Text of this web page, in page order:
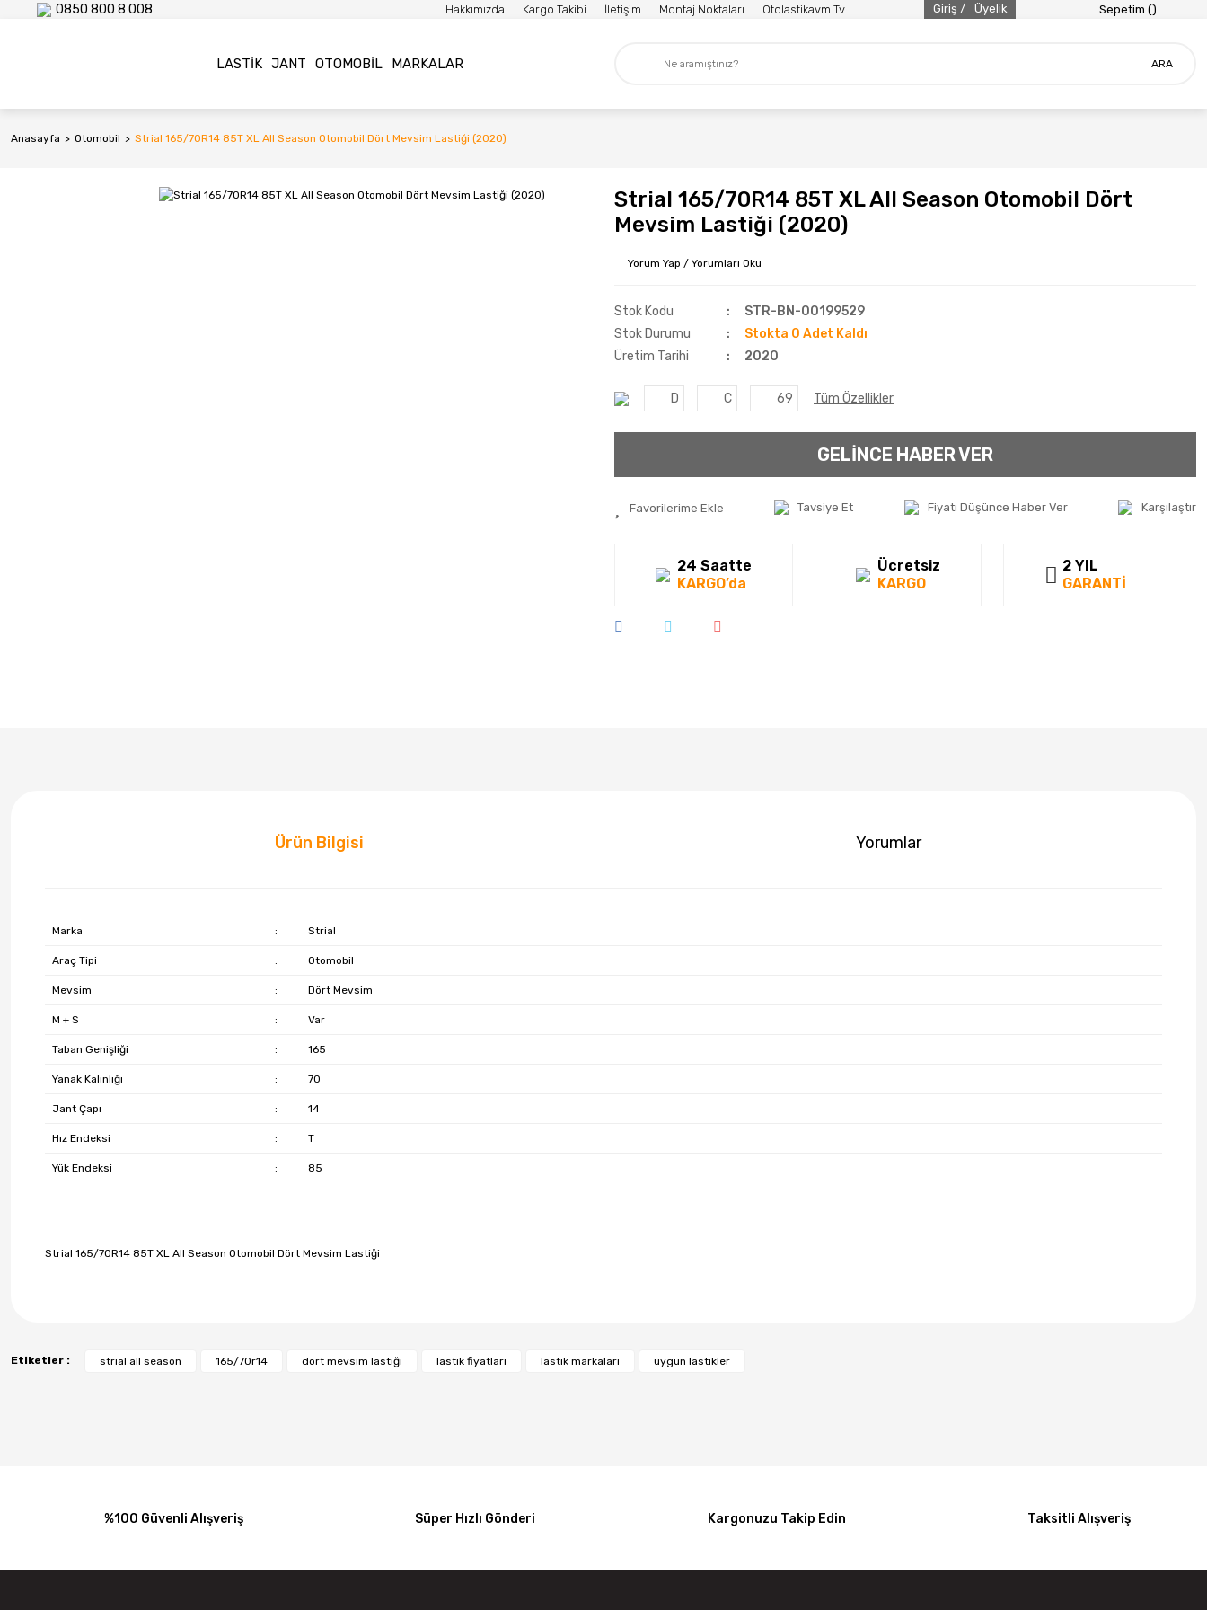
0850 800 8 008 Hakkımızda Kargo Takibi İletişim Montaj Noktaları Otolastikavm Tv Giriş / Üyelik Sepetim ()
LASTIK JANT OTOMOBIL MARKALAR ARA
Anasayfa Otomobil Strial 165/70R14 85T XL All Season Otomobil Dört Mevsim Lastiği (2020)
Strial 165/70R14 85T XL All Season Otomobil Dört
Mevsim Lastiği (2020)
Yorum Yap / Yorumları Oku
Stok Kodu
STR-BN-00199529
Stok Durumu
Stokta 0 Adet Kaldı
Üretim Tarihi
2020
D C 69 Tüm Özellikler
GELİNCE HABER VER
Tavsiye Et Fiyatı Düşünce Haber Ver Karşılaştır
24 Saatte
KARGO’da
Ücretsiz
KARGO
2 YIL
GARANTİ
Ürün Bilgisi Yorumlar
Marka : Strial
Araç Tipi : Otomobil
Mevsim : Dört Mevsim
M + S : Var
Taban Genişliği : 165
Yanak Kalınlığı : 70
Jant Çapı : 14
Hız Endeksi : T
Yük Endeksi : 85
Strial 165/70R14 85T XL All Season Otomobil Dört Mevsim Lastiği
Etiketler : strial all season 165/70r14 dört mevsim lastiği lastik fiyatları lastik markaları uygun lastikler
%100 Güvenli Alışveriş Süper Hızlı Gönderi Kargonuzu Takip Edin Taksitli Alışveriş